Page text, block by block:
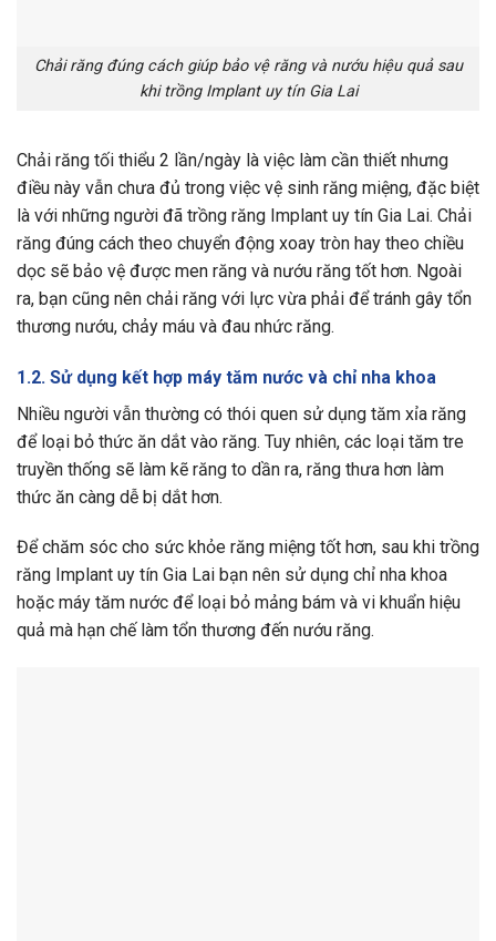
Chải răng đúng cách giúp bảo vệ răng và nướu hiệu quả sau
khi trồng Implant uy tín Gia Lai
Chải răng tối thiểu 2 lần/ngày là việc làm cần thiết nhưng
điều này vẫn chưa đủ trong việc vệ sinh răng miệng, đặc biệt
là với những người đã trồng răng Implant uy tín Gia Lai. Chải
răng đúng cách theo chuyển động xoay tròn hay theo chiều
dọc sẽ bảo vệ được men răng và nướu răng tốt hơn. Ngoài
ra, bạn cũng nên chải răng với lực vừa phải để tránh gây tổn
thương nướu, chảy máu và đau nhức răng.
1.2. Sử dụng kết hợp máy tăm nước và chỉ nha khoa
Nhiều người vẫn thường có thói quen sử dụng tăm xỉa răng
để loại bỏ thức ăn dắt vào răng. Tuy nhiên, các loại tăm tre
truyền thống sẽ làm kẽ răng to dần ra, răng thưa hơn làm
thức ăn càng dễ bị dắt hơn.
Để chăm sóc cho sức khỏe răng miệng tốt hơn, sau khi trồng
răng Implant uy tín Gia Lai bạn nên sử dụng chỉ nha khoa
hoặc máy tăm nước để loại bỏ mảng bám và vi khuẩn hiệu
quả mà hạn chế làm tổn thương đến nướu răng.